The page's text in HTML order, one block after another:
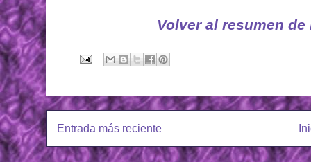
Volver al resumen
Entrada más reciente